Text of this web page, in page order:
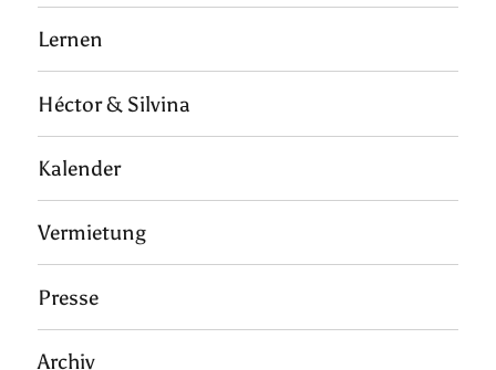
Lernen
Héctor & Silvina
Kalender
Vermietung
Presse
Archiv